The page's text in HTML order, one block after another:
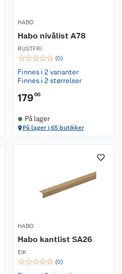
HABO
Habo nivålist A78
RUSTFRI
☆☆☆☆☆ (0)
Finnes i 2 varianter
Finnes i 2 størrelser
17900
På lager
På lager i 65 butikker
HABO
Habo kantlist SA26
EIK
☆☆☆☆☆ (0)